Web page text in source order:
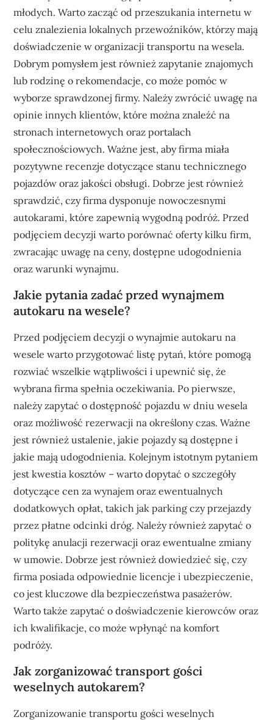
młodych. Warto zacząć od przeszukania internetu w
celu znalezienia lokalnych przewoźników, którzy mają
doświadczenie w organizacji transportu na wesela.
Dobrym pomysłem jest również zapytanie znajomych
lub rodzinę o rekomendacje, co może pomóc w
wyborze sprawdzonej firmy. Należy zwrócić uwagę na
opinie innych klientów, które można znaleźć na
stronach internetowych oraz portalach
społecznościowych. Ważne jest, aby firma miała
pozytywne recenzje dotyczące stanu technicznego
pojazdów oraz jakości obsługi. Dobrze jest również
sprawdzić, czy firma dysponuje nowoczesnymi
autokarami, które zapewnią wygodną podróż. Przed
podjęciem decyzji warto porównać oferty kilku firm,
zwracając uwagę na ceny, dostępne udogodnienia
oraz warunki wynajmu.
Jakie pytania zadać przed wynajmem
autokaru na wesele?
Przed podjęciem decyzji o wynajmie autokaru na
wesele warto przygotować listę pytań, które pomogą
rozwiać wszelkie wątpliwości i upewnić się, że
wybrana firma spełnia oczekiwania. Po pierwsze,
należy zapytać o dostępność pojazdu w dniu wesela
oraz możliwość rezerwacji na określony czas. Ważne
jest również ustalenie, jakie pojazdy są dostępne i
jakie mają udogodnienia. Kolejnym istotnym pytaniem
jest kwestia kosztów – warto dopytać o szczegóły
dotyczące cen za wynajem oraz ewentualnych
dodatkowych opłat, takich jak parking czy przejazdy
przez płatne odcinki dróg. Należy również zapytać o
politykę anulacji rezerwacji oraz ewentualne zmiany
w umowie. Dobrze jest również dowiedzieć się, czy
firma posiada odpowiednie licencje i ubezpieczenie,
co jest kluczowe dla bezpieczeństwa pasażerów.
Warto także zapytać o doświadczenie kierowców oraz
ich kwalifikacje, co może wpłynąć na komfort
podróży.
Jak zorganizować transport gości
weselnych autokarem?
Zorganizowanie transportu gości weselnych